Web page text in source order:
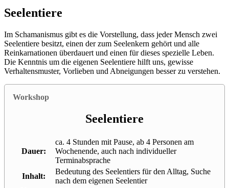
Seelentiere
Im Schamanismus gibt es die Vorstellung, dass jeder Mensch zwei
Seelentiere besitzt, einen der zum Seelenkern gehört und alle
Reinkarnationen überdauert und einen für dieses spezielle Leben.
Die Kenntnis um die eigenen Seelentiere hilft uns, gewisse
Verhaltensmuster, Vorlieben und Abneigungen besser zu verstehen.
Workshop
Seelentiere
Dauer:
ca. 4 Stunden mit Pause, ab 4 Personen am
Wochenende, auch nach individueller
Terminabsprache
Inhalt:
Bedeutung des Seelentiers für den Alltag, Suche
nach dem eigenen Seelentier